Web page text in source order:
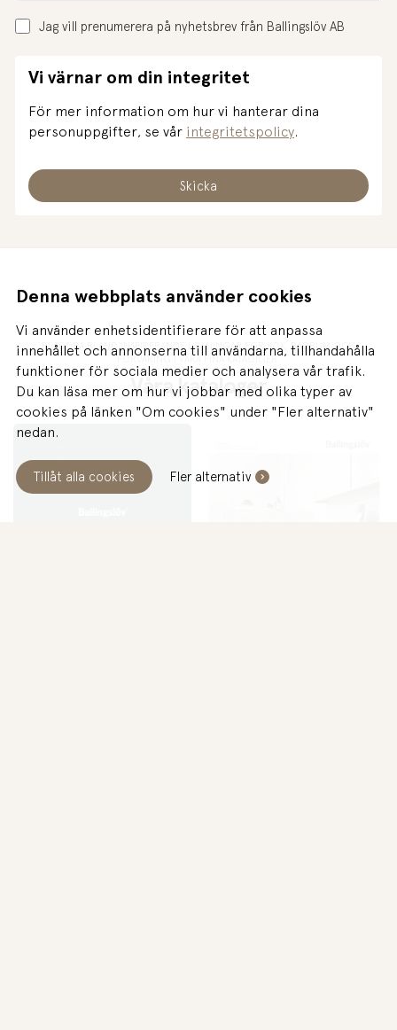
Denna webbplats använder cookies
Vi använder enhetsidentifierare för att anpassa
innehållet och annonserna till användarna, tillhandahålla
funktioner för sociala medier och analysera vår trafik.
Du kan läsa mer om hur vi jobbar med olika typer av
cookies på länken "Om cookies" under "Fler alternativ"
nedan.
Tillåt alla cookies Fler alternativ
Jag vill prenumerera på nyhetsbrev från Ballingslöv AB
Vi värnar om din integritet
För mer information om hur vi hanterar dina
personuppgifter, se vår integritetspolicy.
BLÄDDRA BLAND INSPIRERANDE LÖSNINGAR FÖR KÖK, BADRUM OCH
Våra kataloger